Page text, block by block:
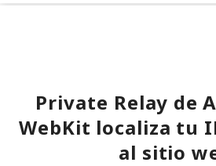
Private Relay de
WebKit localiza tu
al sitio